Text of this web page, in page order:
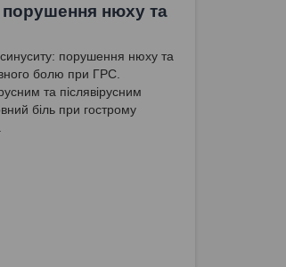
нюху та
порушення нюху та
болю при ГРС.
та післявірусним
біль при гострому